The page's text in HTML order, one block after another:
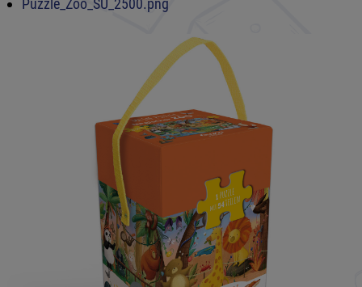
Puzzle_Zoo_SU_2500.png